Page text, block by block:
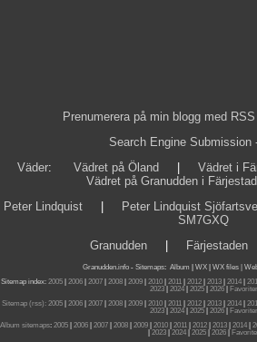
Prenumerera på min blogg med RSS
Search Engine Submission
Väder: Vädret på Öland Vädret i
Vädret på Granudden i
Peter Lindquist
Peter Lindquist
SM7GXQ
Granudden| Färjestaden
Granudden.info- Sitemaps: Album WX WX files |
Sitemap index: 2005| 2006| 2007| 2008| 2009| 2010| 2011| 2012| 2013| 2014|
2023| 2024| 2025| 2026|
Favoriter
Sitemap (rss): 2005 2006 2007 2008 2009 2010 2011 2012 2013 2014
2023| 2024| 2025| 2026|
Favoriter
Album sitemaps: 2005 2006 2007 2008 2009 2010 2011 2012 2013 2014
2023| 2024| 2025| 2026|